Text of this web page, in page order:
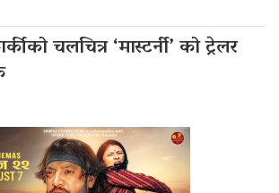
चलचित्र ‘मास्टर्नी’ को ट्रेलर